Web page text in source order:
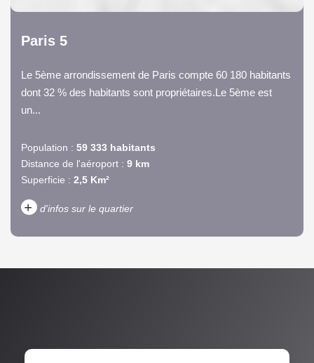
Paris 5
Le 5ème arrondissement de Paris compte 60 180 habitants
dont 32 % des habitants sont propriétaires.Le 5ème est
un...
Population : 59 333 habitants
Distance de l'aéroport : 9 km
Superficie : 2,5 Km²
+ d'infos sur le quartier